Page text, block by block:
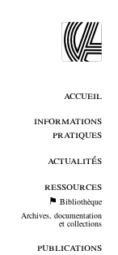
accueil
informations
pratiques
actualités
ressources
Bibliothèque
Archives, documentation
et collections
publications